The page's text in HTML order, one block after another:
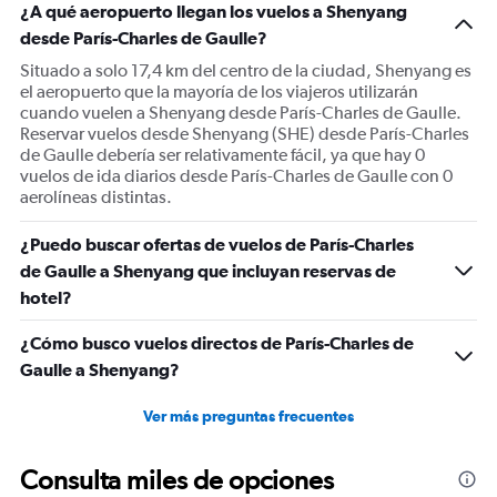
Y
axis
displaying
values.
Range:
0
to
1500.
¿A qué aeropuerto llegan los vuelos a Shenyang
desde París-Charles de Gaulle?
Situado a solo 17,4 km del centro de la ciudad, Shenyang es
el aeropuerto que la mayoría de los viajeros utilizarán
cuando vuelen a Shenyang desde París-Charles de Gaulle.
Reservar vuelos desde Shenyang (SHE) desde París-Charles
de Gaulle debería ser relativamente fácil, ya que hay 0
vuelos de ida diarios desde París-Charles de Gaulle con 0
aerolíneas distintas.
¿Puedo buscar ofertas de vuelos de París-Charles
de Gaulle a Shenyang que incluyan reservas de
hotel?
¿Cómo busco vuelos directos de París-Charles de
Gaulle a Shenyang?
Ver más preguntas frecuentes
Consulta miles de opciones